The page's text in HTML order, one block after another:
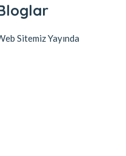
Sitemiz Yayında